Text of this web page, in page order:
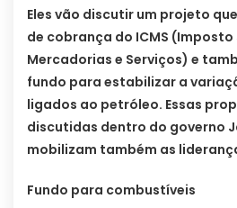
Eles vão discutir um projeto
de cobrança do ICMS
Mercadorias e Serviços) e
fundo para estabilizar a
ligados ao petróleo. Essas
discutidas dentro do governo
mobilizam também as
Fundo para combustíveis